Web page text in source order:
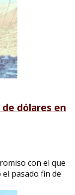
dólares en
con el que
pasado fin de